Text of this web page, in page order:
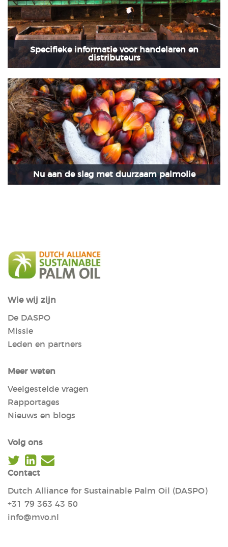
Specifieke informatie voor handelaren en
distributeurs
Nu aan de slag met duurzaam palmolie
Wie wij zijn
De DASPO
Missie
Leden en partners
Meer weten
Veelgestelde vragen
Rapportages
Nieuws en blogs
Volg ons
Contact
Dutch Alliance for Sustainable Palm Oil (DASPO)
+31 79 363 43 50
info@mvo.nl